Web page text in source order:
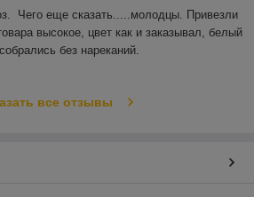
Чего еще сказать.....молодцы. Привезли
высокое, цвет как и заказывал, белый
без нареканий.
все отзывы